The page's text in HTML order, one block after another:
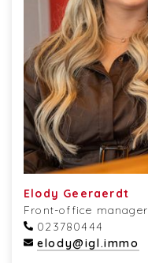
Elody Geeraerdt
Front-office manager
023780444
elody@igl.immo